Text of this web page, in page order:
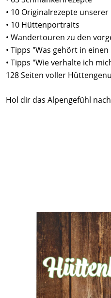
• 10 Originalrezepte
• 10 Hüttenportraits
• Wandertouren zu den
• Tipps "Was gehört in einen
• Tipps "Wie verhalte ich
128 Seiten voller
Hol dir das Alpengefühl